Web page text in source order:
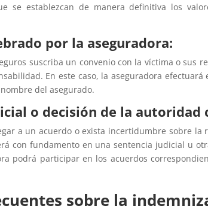
se establezcan de manera definitiva los
por la aseguradora:
suscriba un convenio con la víctima o sus
En este caso, la aseguradora
del asegurado.
o decisión de la autoridad
a un acuerdo o exista incertidumbre sobre la
con fundamento en una sentencia judicial u
podrá participar en los acuerdos
sobre la